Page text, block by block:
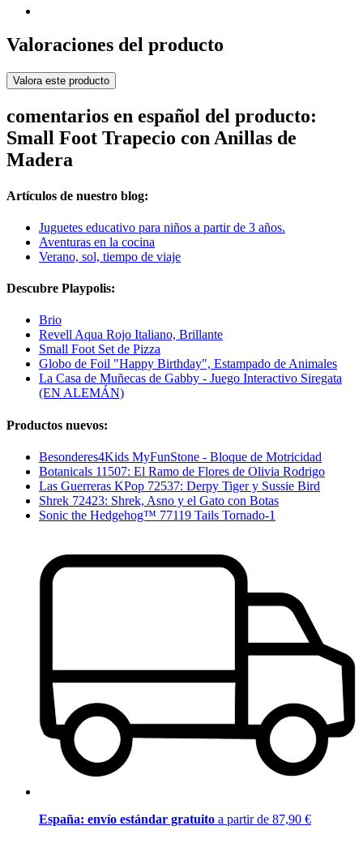
Valoraciones del producto
Valora este producto
comentarios en español del producto:
Small Foot Trapecio con Anillas de
Madera
Artículos de nuestro blog:
Juguetes educativo para niños a partir de 3 años.
Aventuras en la cocina
Verano, sol, tiempo de viaje
Descubre Playpolis:
Brio
Revell Aqua Rojo Italiano, Brillante
Small Foot Set de Pizza
Globo de Foil "Happy Birthday", Estampado de Animales
La Casa de Muñecas de Gabby - Juego Interactivo Siregata
(EN ALEMÁN)
Productos nuevos:
Besonderes4Kids MyFunStone - Bloque de Motricidad
Botanicals 11507: El Ramo de Flores de Olivia Rodrigo
Las Guerreras KPop 72537: Derpy Tiger y Sussie Bird
Shrek 72423: Shrek, Asno y el Gato con Botas
Sonic the Hedgehog™ 77119 Tails Tornado-1
España: envío estándar gratuito a partir de 87,90 €